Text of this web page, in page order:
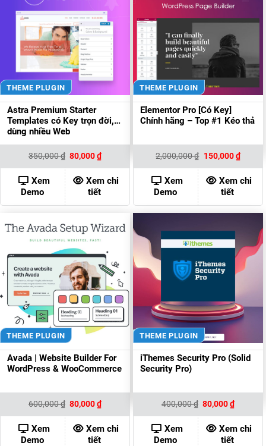
THEME PLUGIN
Astra Premium Starter
Templates có Key trọn đời,
dùng nhiều Web
350,000₫ Giá
gốc
là:
350,000 ₫.
80,000₫Giá
hiện
tại
là:
80,000 ₫.
Xem
Demo
Xem chi
tiết
THEME PLUGIN
Elementor Pro [Có Key]
Chính hãng – Top #1 Kéo thả
2,000,000₫ Giá
là:
2,000,000 ₫.
150,000₫Giá
hiện
tại
là:
Xem
Demo
Xem chi
tiết
THEME PLUGIN
Avada | Website Builder For
WordPress & WooCommerce
600,000₫ Giá
gốc
là:
600,000 ₫.
80,000₫Giá
hiện
tại
là:
80,000 ₫.
Xem
Demo
Xem chi
tiết
THEME PLUGIN
iThemes Security Pro (Solid
Security Pro)
400,000₫ Giá
gốc
là:
400,000 ₫.
80,000₫Giá
hiện
tại
là:
80,000
Xem
Demo
Xem chi
tiết